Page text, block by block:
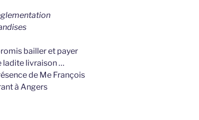
bailler et payer
ladite livraison …
de Me François
à Angers